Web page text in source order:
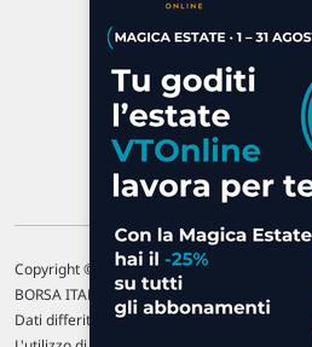
Chi siamo
Commenti e
Contattaci
Copyright © 1996-2026 Traderlink Italia s.r.l.
BORSA ITALIANA Quotazioni di borsa
Dati differiti di 15 min. (fonte Intrinio) /